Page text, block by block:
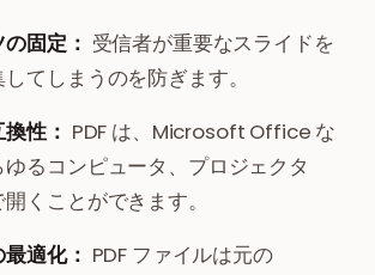
固定： 受信者が重要なスライドを
てしまうのを防ぎます。
性： PDF は、Microsoft Office な
ゆるコンピュータ、プロジェクタ
くことができます。
適化： PDF ファイルは元の